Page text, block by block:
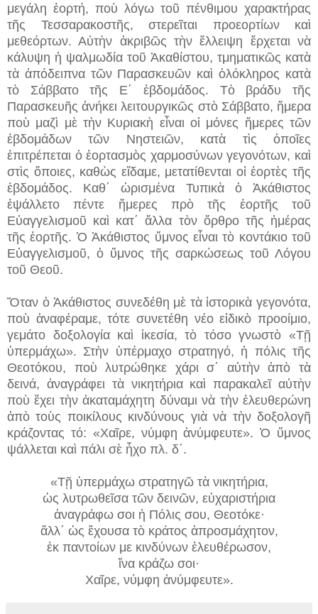
μεγάλη ἑορτή, ποὺ λόγω τοῦ πένθιμου χαρακτήρας
τῆς Τεσσαρακοστῆς, στερεῖται προεορτίων καὶ
μεθεόρτων. Αὐτὴν ἀκριβῶς τὴν ἔλλειψη ἔρχεται νὰ
κάλυψη ἡ ψαλμωδία τοῦ Ἀκαθίστου, τμηματικῶς κατὰ
τὰ ἀπόδειπνα τῶν Παρασκευῶν καὶ ὁλόκληρος κατὰ
τὸ Σάββατο τῆς Ε΄ ἑβδομάδος. Τὸ βράδυ τῆς
Παρασκευῆς ἀνήκει λειτουργικῶς στὸ Σάββατο, ἥμερα
ποὺ μαζὶ μὲ τὴν Κυριακὴ εἶναι οἱ μόνες ἥμερες τῶν
ἑβδομάδων τῶν Νηστειῶν, κατὰ τὶς ὁποῖες
ἐπιτρέπεται ὁ ἑορτασμὸς χαρμοσύνων γεγονότων, καὶ
στὶς ὅποιες, καθὼς εἴδαμε, μετατίθενται οἱ ἑορτὲς τῆς
ἑβδομάδος. Καθ΄ ὠρισμένα Τυπικὰ ὁ Ἀκάθιστος
ἐψάλλετο πέντε ἥμερες πρὸ τῆς ἑορτῆς τοῦ
Εὐαγγελισμοῦ καὶ κατ΄ ἄλλα τὸν ὄρθρο τῆς ἡμέρας
τῆς ἑορτῆς. Ὁ Ἀκάθιστος ὕμνος εἶναι τὸ κοντάκιο τοῦ
Εὐαγγελισμοῦ, ὁ ὕμνος τῆς σαρκώσεως τοῦ Λόγου
τοῦ Θεοῦ.
Ὅταν ὁ Ἀκάθιστος συνεδέθη μὲ τὰ ἱστορικὰ γεγονότα,
ποὺ ἀναφέραμε, τότε συνετέθη νέο εἰδικὸ προοίμιο,
γεμάτο δοξολογία καὶ ἱκεσία, τὸ τόσο γνωστὸ «Τῇ
ὑπερμάχω». Στὴν ὑπέρμαχο στρατηγό, ἡ πόλις τῆς
Θεοτόκου, ποὺ λυτρώθηκε χάρι σ΄ αὐτὴν ἀπὸ τὰ
δεινά, ἀναγράφει τὰ νικητήρια καὶ παρακαλεῖ αὐτὴν
ποὺ ἔχει τὴν ἀκαταμάχητη δύναμι νὰ τὴν ἐλευθερώνη
ἀπὸ τοὺς ποικίλους κινδύνους γιὰ νὰ τὴν δοξολογῆ
κράζοντας τό: «Χαῖρε, νύμφη ἀνύμφευτε». Ὁ ὕμνος
ψάλλεται καὶ πάλι σὲ ἦχο πλ. δ΄.
«Τῇ ὑπερμάχω στρατηγῶ τὰ νικητήρια,
ὡς λυτρωθεῖσα τῶν δεινῶν, εὐχαριστήρια
ἀναγράφω σοι ἡ Πόλις σου, Θεοτόκε·
ἄλλ΄ ὡς ἔχουσα τὸ κράτος ἀπροσμάχητον,
ἐκ παντοίων με κινδύνων ἐλευθέρωσον,
ἴνα κράζω σοι·
Χαῖρε, νύμφη ἀνύμφευτε».